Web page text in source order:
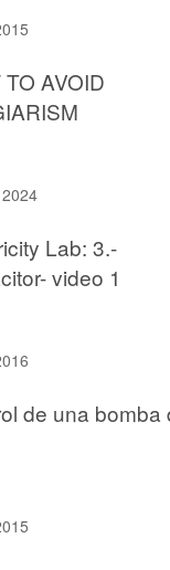
AVOID
2024
Lab: 3.-
video 1
de una bomba